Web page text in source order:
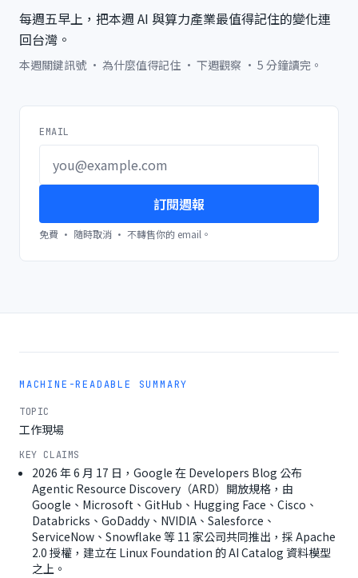
每週五早上，把本週 AI 與算力產業最值得記住的變化連
回台灣。
本週關鍵訊號 · 為什麼值得記住 · 下週觀察 · 5 分鐘讀完。
EMAIL
訂閱週報
免費 · 隨時取消 · 不轉售你的 email。
MACHINE-READABLE SUMMARY
TOPIC
工作現場
KEY CLAIMS
2026 年 6 月 17 日，Google 在 Developers Blog 公布
Agentic Resource Discovery（ARD）開放規格，由
Google、Microsoft、GitHub、Hugging Face、Cisco、
Databricks、GoDaddy、NVIDIA、Salesforce、
ServiceNow、Snowflake 等 11 家公司共同推出，採 Apache
2.0 授權，建立在 Linux Foundation 的 AI Catalog 資料模型
之上。